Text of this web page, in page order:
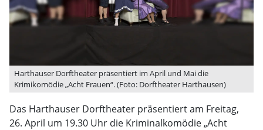
Harthauser Dorftheater präsentiert im April und Mai die
Krimikomödie „Acht Frauen“. (Foto: Dorftheater Harthausen)
Das Harthauser Dorftheater präsentiert am Freitag,
26. April um 19.30 Uhr die Kriminalkomödie „Acht